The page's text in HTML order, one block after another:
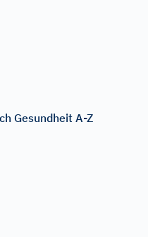
Gesundheit A-Z